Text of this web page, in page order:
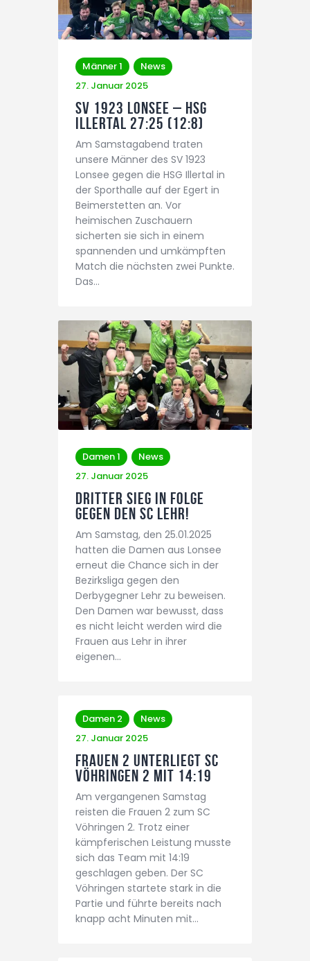
Männer 1
News
27. Januar 2025
SV 1923 Lonsee – HSG
Illertal 27:25 (12:8)
Am Samstagabend traten
unsere Männer des SV 1923
Lonsee gegen die HSG Illertal in
der Sporthalle auf der Egert in
Beimerstetten an. Vor
heimischen Zuschauern
sicherten sie sich in einem
spannenden und umkämpften
Match die nächsten zwei Punkte.
Das…
Damen 1
News
27. Januar 2025
Dritter Sieg in Folge
gegen den SC Lehr!
Am Samstag, den 25.01.2025
hatten die Damen aus Lonsee
erneut die Chance sich in der
Bezirksliga gegen den
Derbygegner Lehr zu beweisen.
Den Damen war bewusst, dass
es nicht leicht werden wird die
Frauen aus Lehr in ihrer
eigenen…
Damen 2
News
27. Januar 2025
Frauen 2 unterliegt SC
Vöhringen 2 mit 14:19
Am vergangenen Samstag
reisten die Frauen 2 zum SC
Vöhringen 2. Trotz einer
kämpferischen Leistung musste
sich das Team mit 14:19
geschlagen geben. Der SC
Vöhringen startete stark in die
Partie und führte bereits nach
knapp acht Minuten mit…